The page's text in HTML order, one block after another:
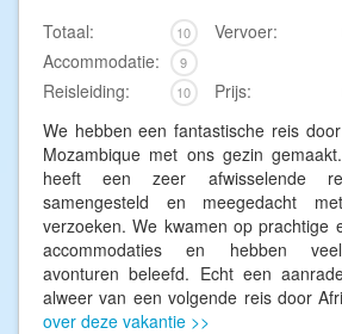
Totaal: 10 Vervoer:
Accommodatie: 9
Reisleiding: 10 Prijs:
We hebben een fantastische reis
Mozambique met ons gezin
heeft een zeer afwisselende
samengesteld en meegedacht
verzoeken. We kwamen op prachtige
accommodaties en hebben
avonturen beleefd. Echt een
alweer van een volgende reis door
over deze vakantie >>